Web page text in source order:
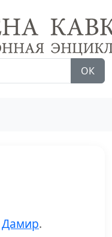
ОК
Дамир.